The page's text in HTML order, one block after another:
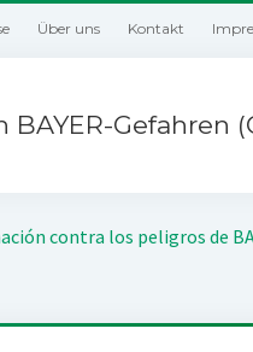
Über uns Kontakt
Gefahren
contra los peligros de